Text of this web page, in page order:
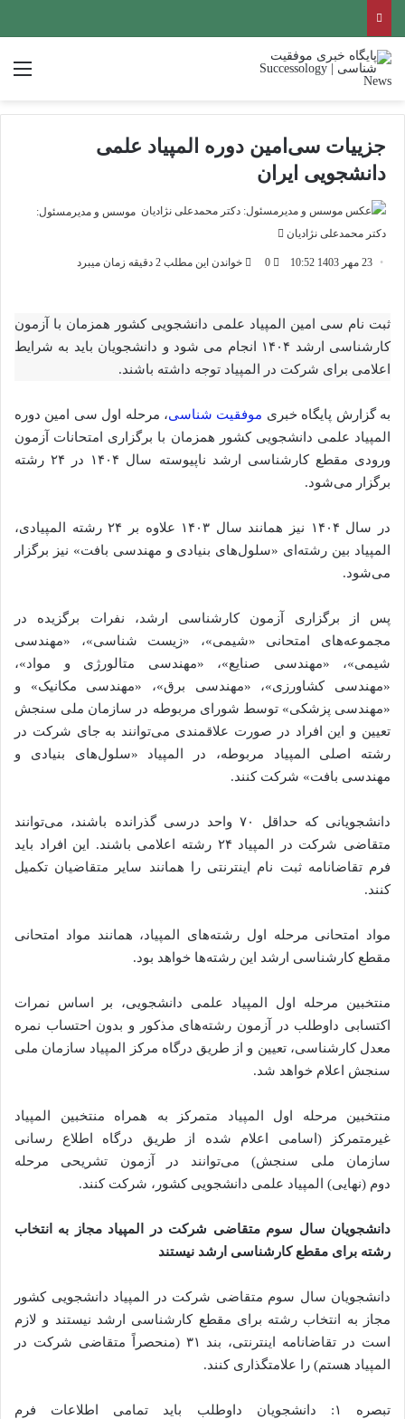
جزییات سی‌امین دوره المپیاد علمی
دانشجویی ایران
موسس و مدیرمسئول:
دکتر محمدعلی نژادیان
23 مهر 1403 10:52 0 خواندن این مطلب 2 دقیقه زمان میبرد
ثبت نام سی امین المپیاد علمی دانشجویی کشور همزمان با آزمون
کارشناسی ارشد ۱۴۰۴ انجام می شود و دانشجویان باید به شرایط
اعلامی برای شرکت در المپیاد توجه داشته باشند.
به گزارش پایگاه خبری موفقیت شناسی، مرحله اول سی امین دوره
المپیاد علمی دانشجویی کشور همزمان با برگزاری امتحانات آزمون
ورودی مقطع کارشناسی ارشد ناپیوسته سال ۱۴۰۴ در ۲۴ رشته
برگزار می‌شود.
در سال ۱۴۰۴ نیز همانند سال ۱۴۰۳ علاوه بر ۲۴ رشته المپیادی،
المپیاد بین رشته‌ای «سلول‌های بنیادی و مهندسی بافت» نیز برگزار
می‌شود.
پس از برگزاری آزمون کارشناسی ارشد، نفرات برگزیده در
مجموعه‌های امتحانی «شیمی»، «زیست شناسی»، «مهندسی
شیمی»، «مهندسی صنایع»، «مهندسی متالورژی و مواد»،
«مهندسی کشاورزی»، «مهندسی برق»، «مهندسی مکانیک» و
«مهندسی پزشکی» توسط شورای مربوطه در سازمان ملی سنجش
تعیین و این افراد در صورت علاقمندی می‌توانند به جای شرکت در
رشته اصلی المپیاد مربوطه، در المپیاد «سلول‌های بنیادی و
مهندسی بافت» شرکت کنند.
دانشجویانی که حداقل ۷۰ واحد درسی گذرانده باشند، می‌توانند
متقاضی شرکت در المپیاد ۲۴ رشته اعلامی باشند. این افراد باید
فرم تقاضانامه ثبت نام اینترنتی را همانند سایر متقاضیان تکمیل
کنند.
مواد امتحانی مرحله اول رشته‌های المپیاد، همانند مواد امتحانی
مقطع کارشناسی ارشد این رشته‌ها خواهد بود.
منتخبین مرحله اول المپیاد علمی دانشجویی، بر اساس نمرات
اکتسابی داوطلب در آزمون رشته‌های مذکور و بدون احتساب نمره
معدل کارشناسی، تعیین و از طریق درگاه مرکز المپیاد سازمان ملی
سنجش اعلام خواهد شد.
منتخبین مرحله اول المپیاد متمرکز به همراه منتخبین المپیاد
غیرمتمرکز (اسامی اعلام شده از طریق درگاه اطلاع رسانی
سازمان ملی سنجش) می‌توانند در آزمون تشریحی مرحله
دوم (نهایی) المپیاد علمی دانشجویی کشور، شرکت کنند.
دانشجویان سال سوم متقاضی شرکت در المپیاد مجاز به انتخاب
رشته برای مقطع کارشناسی ارشد نیستند
دانشجویان سال سوم متقاضی شرکت در المپیاد دانشجویی کشور
مجاز به انتخاب رشته برای مقطع کارشناسی ارشد نیستند و لازم
است در تقاضانامه اینترنتی، بند ۳۱ (منحصراً متقاضی شرکت در
المپیاد هستم) را علامتگذاری کنند.
تبصره ۱: دانشجویان داوطلب باید تمامی اطلاعات فرم